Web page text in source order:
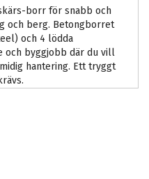
borr för snabb och
och berg. Betongborret
och 4 lödda
och byggjobb där du vill
hantering. Ett tryggt